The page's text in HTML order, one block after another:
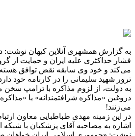
به ماهیت و اصول بنیادین دو نظام سیاسی
مثال، موضوع اسرائیل.
دسته دوم موضوعاتی هستند که ایران و
دلایل متفاوت و متضاد- با یکدیگر منافع
عنوان مثال، ثبات در عراق و افغانستان
اهمیت است.
دسته سوم شامل موضوعاتی است که دو
امتیاز به اهداف تعریف ‌شده خود برسند
جلوگیری کنند؛ برای مثال، در پرونده